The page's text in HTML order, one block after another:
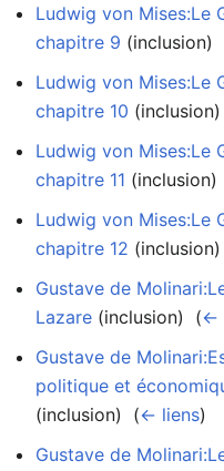
Ludwig von Mises:Le
chapitre 9 (inclusion) ‎
Ludwig von Mises:Le
chapitre 10 (inclusion) ‎
Ludwig von Mises:Le
chapitre 11 (inclusion) ‎
Ludwig von Mises:Le
chapitre 12 (inclusion) ‎
Gustave de
Lazare (inclusion) ‎ (←
Gustave de
politique et
(inclusion) ‎ (← liens)
Gustave de